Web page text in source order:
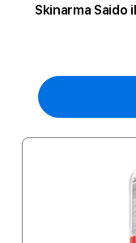
Skinarma Saido